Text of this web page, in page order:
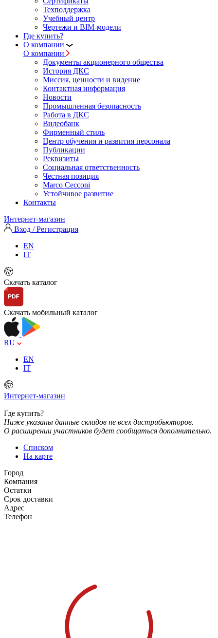
Техподдержка
Учебный центр
Чертежи и BIM-модели
Где купить?
О компании
О компании
Документы акционерного общества
История ДКС
Миссия, ценности и видение
Контактная информация
Новости
Промышленная безопасность
Работа в ДКС
Видеобанк
Фирменный стиль
Центр обучения и развития персонала
Публикации
Реквизиты
Социальная ответственность
Честная позиция
Marco Cecconi
Устойчивое развитие
Контакты
Интернет-магазин
Вход / Регистрация
EN
IT
Скачать каталог
Скачать мобильный каталог
RU
EN
IT
Интернет-магазин
Где купить?
Ниже указаны данные складов не всех дистрибьюторов.
О расширении участников будет сообщаться дополнительно.
Списком
На карте
Город
Компания
Остатки
Срок доставки
Адрес
Телефон